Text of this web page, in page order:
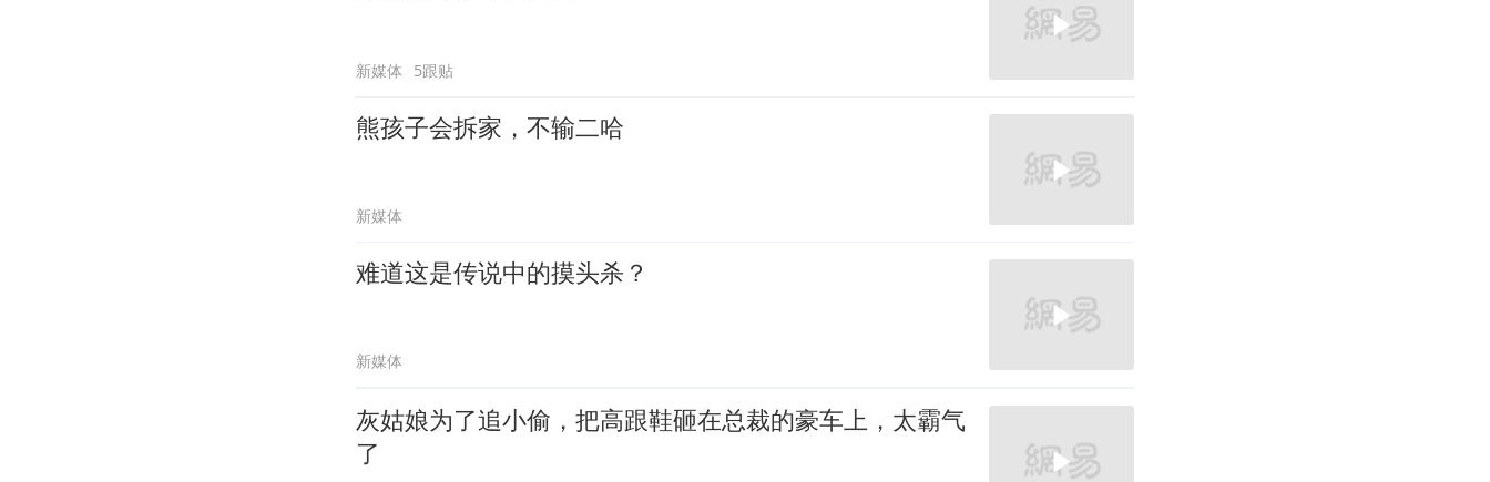
新媒体 5跟贴
熊孩子会拆家，不输二哈
新媒体
难道这是传说中的摸头杀？
新媒体
灰姑娘为了追小偷，把高跟鞋砸在总裁的豪车上，太霸气
了